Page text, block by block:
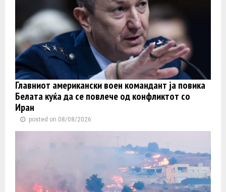
Главниот американски воен командант ја повика
Белата куќа да се повлече од конфликтот со
Иран
posted on 08/08/2026